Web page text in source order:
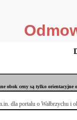
obok ceny są tylko orientacyjne
dla portalu o Wałbrzychu